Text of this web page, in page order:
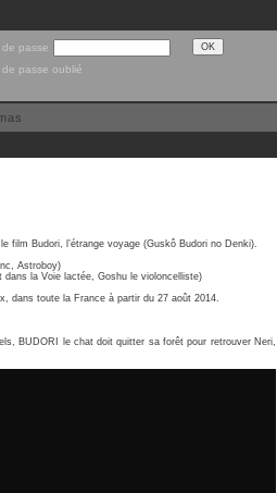
de passe
de passe oublié
film Budori, l’étrange voyage (Guskô Budori no Denki).
Astroboy)
la Voie lactée, Goshu le violoncelliste)
dans toute la France à partir du 27 août 2014.
BUDORI le chat doit quitter sa forêt pour retrouver Neri,